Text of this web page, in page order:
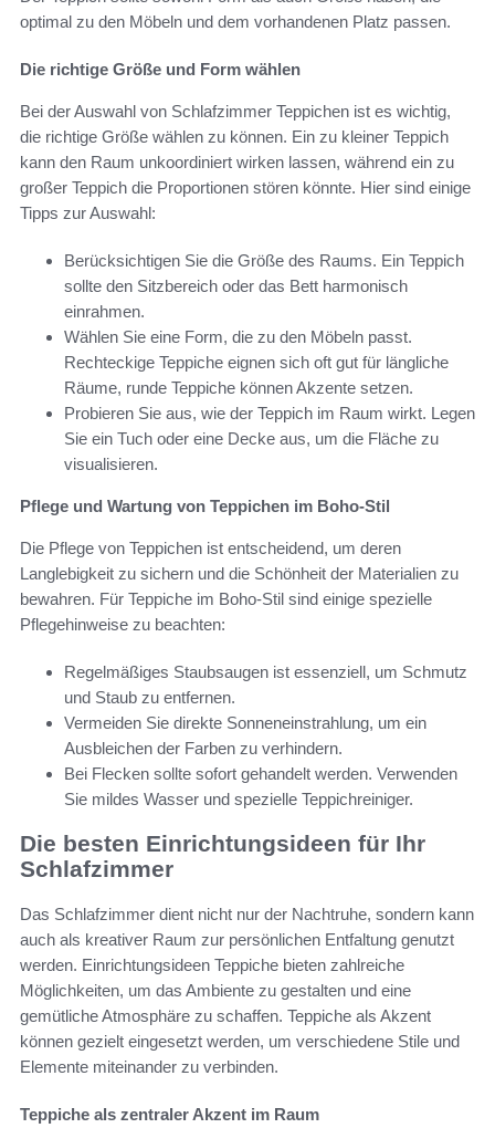
optimal zu den Möbeln und dem vorhandenen Platz passen.
Die richtige Größe und Form wählen
Bei der Auswahl von Schlafzimmer Teppichen ist es wichtig,
die richtige Größe wählen zu können. Ein zu kleiner Teppich
kann den Raum unkoordiniert wirken lassen, während ein zu
großer Teppich die Proportionen stören könnte. Hier sind einige
Tipps zur Auswahl:
Berücksichtigen Sie die Größe des Raums. Ein Teppich
sollte den Sitzbereich oder das Bett harmonisch
einrahmen.
Wählen Sie eine Form, die zu den Möbeln passt.
Rechteckige Teppiche eignen sich oft gut für längliche
Räume, runde Teppiche können Akzente setzen.
Probieren Sie aus, wie der Teppich im Raum wirkt. Legen
Sie ein Tuch oder eine Decke aus, um die Fläche zu
visualisieren.
Pflege und Wartung von Teppichen im Boho-Stil
Die Pflege von Teppichen ist entscheidend, um deren
Langlebigkeit zu sichern und die Schönheit der Materialien zu
bewahren. Für Teppiche im Boho-Stil sind einige spezielle
Pflegehinweise zu beachten:
Regelmäßiges Staubsaugen ist essenziell, um Schmutz
und Staub zu entfernen.
Vermeiden Sie direkte Sonneneinstrahlung, um ein
Ausbleichen der Farben zu verhindern.
Bei Flecken sollte sofort gehandelt werden. Verwenden
Sie mildes Wasser und spezielle Teppichreiniger.
Die besten Einrichtungsideen für Ihr
Schlafzimmer
Das Schlafzimmer dient nicht nur der Nachtruhe, sondern kann
auch als kreativer Raum zur persönlichen Entfaltung genutzt
werden. Einrichtungsideen Teppiche bieten zahlreiche
Möglichkeiten, um das Ambiente zu gestalten und eine
gemütliche Atmosphäre zu schaffen. Teppiche als Akzent
können gezielt eingesetzt werden, um verschiedene Stile und
Elemente miteinander zu verbinden.
Teppiche als zentraler Akzent im Raum